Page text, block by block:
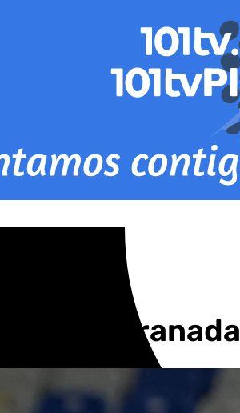
Granada